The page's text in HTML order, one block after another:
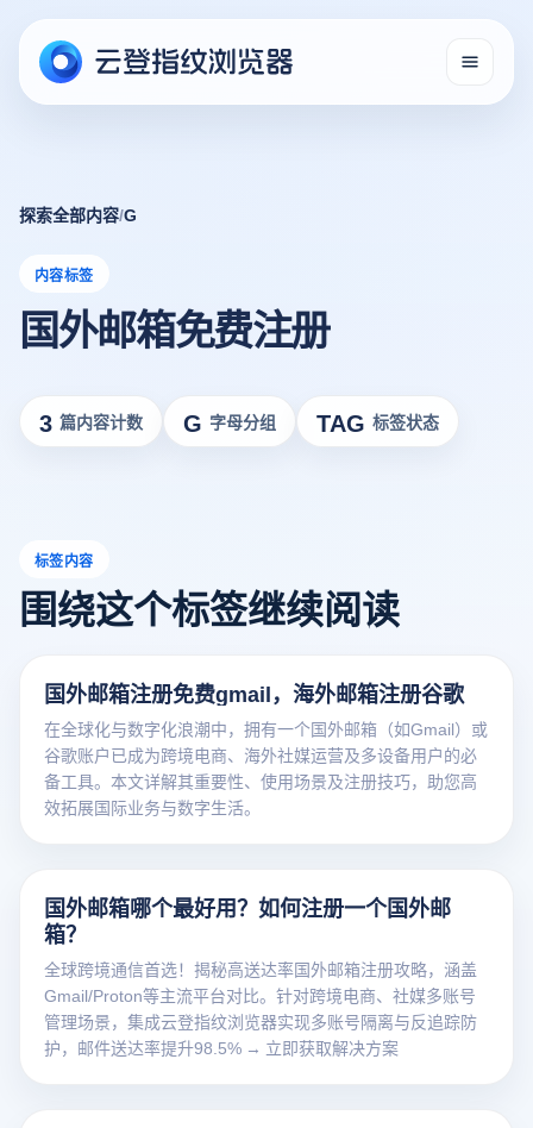
探索全部内容/G
内容标签
国外邮箱免费注册
3 篇内容计数 G 字母分组 TAG 标签状态
标签内容
围绕这个标签继续阅读
国外邮箱注册免费gmail，海外邮箱注册谷歌
在全球化与数字化浪潮中，拥有一个国外邮箱（如Gmail）或
谷歌账户已成为跨境电商、海外社媒运营及多设备用户的必
备工具。本文详解其重要性、使用场景及注册技巧，助您高
效拓展国际业务与数字生活。
国外邮箱哪个最好用？如何注册一个国外邮
箱？
全球跨境通信首选！揭秘高送达率国外邮箱注册攻略，涵盖
Gmail/Proton等主流平台对比。针对跨境电商、社媒多账号
管理场景，集成云登指纹浏览器实现多账号隔离与反追踪防
护，邮件送达率提升98.5% → 立即获取解决方案